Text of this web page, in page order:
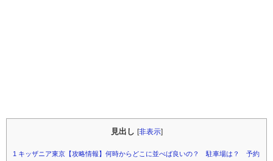
見出し [非表示]
1 キッザニア東京【攻略情報】何時からどこに並べば良いの？ 駐車場は？ 予約